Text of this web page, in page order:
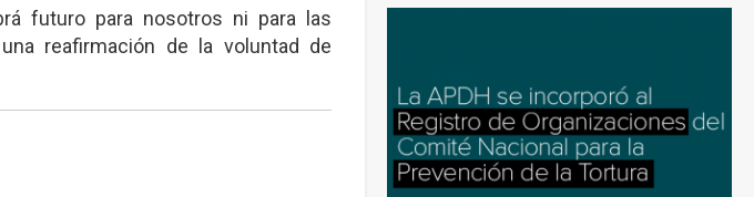
futuro para nosotros ni para las
reafirmación de la voluntad de